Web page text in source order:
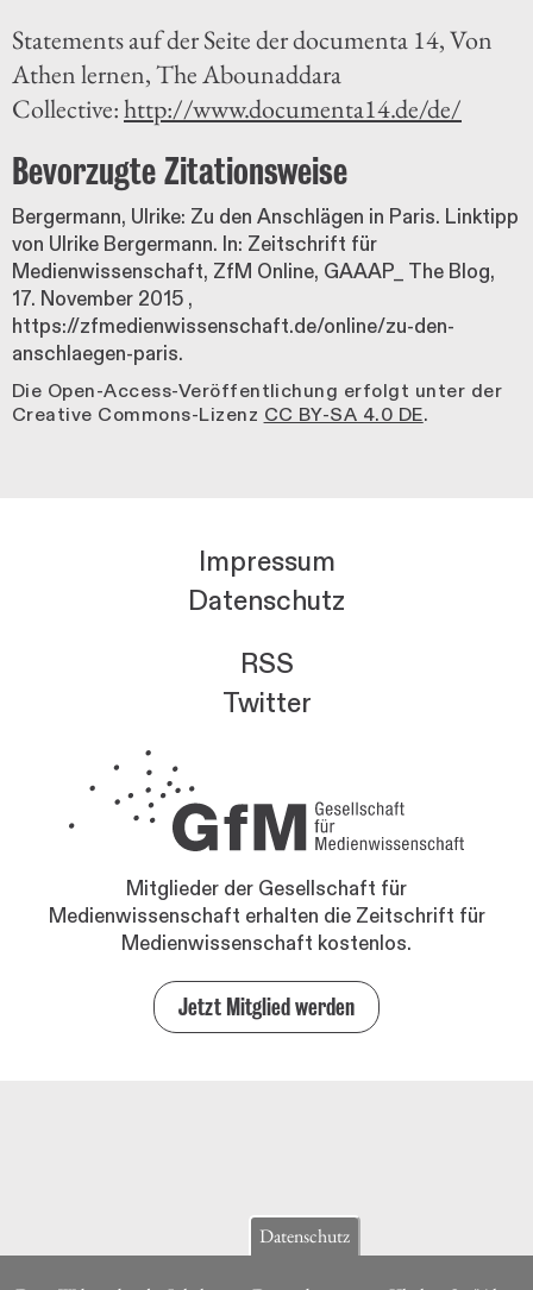
Statements auf der Seite der documenta 14, Von
Athen lernen, The Abounaddara
Collective:http://www.documenta14.de/de/
Bevorzugte Zitationsweise
Bergermann, Ulrike: Zu den Anschlägen in Paris. Linktipp
von Ulrike Bergermann. In: Zeitschrift für
Medienwissenschaft, ZfM Online, GAAAP_ The Blog,
17. November 2015 ,
https://zfmedienwissenschaft.de/online/zu-den-
anschlaegen-paris.
Die Open-Access-Veröffentlichung erfolgt unter der
Creative Commons-Lizenz CC BY-SA 4.0 DE.
Impressum
Datenschutz
RSS
Twitter
Mitglieder der Gesellschaft für
Medienwissenschaft erhalten die Zeitschrift für
Medienwissenschaft kostenlos.
Jetzt Mitglied werden
Datenschutz